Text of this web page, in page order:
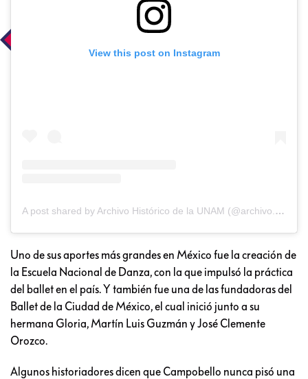
View this post on Instagram
A post shared by Archivo Histórico de la UNAM (@archivo.unam)
Uno de sus aportes más grandes en México fue la creación de
la Escuela Nacional de Danza, con la que impulsó la práctica
del ballet en el país. Y también fue una de las fundadoras del
Ballet de la Ciudad de México, el cual inició junto a su
hermana Gloria, Martín Luis Guzmán y José Clemente
Orozco.
Algunos historiadores dicen que Campobello nunca pisó una